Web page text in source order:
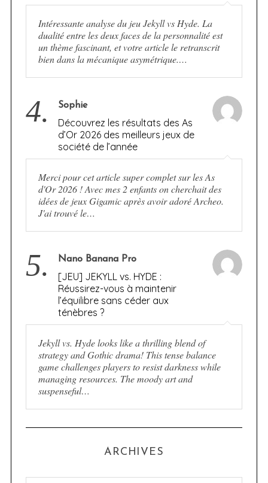
Intéressante analyse du jeu Jekyll vs Hyde. La
dualité entre les deux faces de la personnalité est
un thème fascinant, et votre article le retranscrit
bien dans la mécanique asymétrique.…
4. Sophie
Découvrez les résultats des As
d’Or 2026 des meilleurs jeux de
société de l’année
Merci pour cet article super complet sur les As
d'Or 2026 ! Avec mes 2 enfants on cherchait des
idées de jeux Gigamic après avoir adoré Archeo.
J'ai trouvé le…
5. Nano Banana Pro
[JEU] JEKYLL vs. HYDE :
Réussirez-vous à maintenir
l’équilibre sans céder aux
ténèbres ?
Jekyll vs. Hyde looks like a thrilling blend of
strategy and Gothic drama! This tense balance
game challenges players to resist darkness while
managing resources. The moody art and
suspenseful…
ARCHIVES